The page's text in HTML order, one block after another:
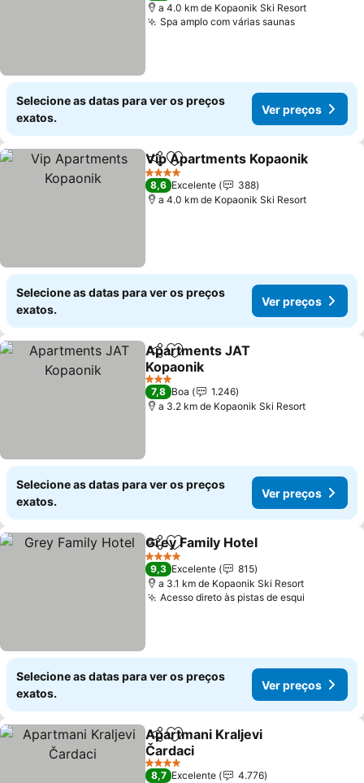
a 4.0 km de Kopaonik Ski Resort
Spa amplo com várias saunas
Selecione as datas para ver os preços
exatos.
Ver preços
PartilharAdicionar aos favoritos
Vip Apartments Kopaonik
4 Estrelas
8,6 Excelente
388
a 4.0 km de Kopaonik Ski Resort
Selecione as datas para ver os preços
exatos.
Ver preços
PartilharAdicionar aos favoritos
Apartments JAT
Kopaonik
3 Estrelas
7,8 Boa
1.246
a 3.2 km de Kopaonik Ski Resort
Selecione as datas para ver os preços
exatos.
Ver preços
PartilharAdicionar aos favoritos
Grey Family Hotel
4 Estrelas
9,3 Excelente
815
a 3.1 km de Kopaonik Ski Resort
Acesso direto às pistas de esqui
Selecione as datas para ver os preços
exatos.
Ver preços
PartilharAdicionar aos favoritos
Apartmani Kraljevi
Čardaci
4 Estrelas
8,7 Excelente
4.776